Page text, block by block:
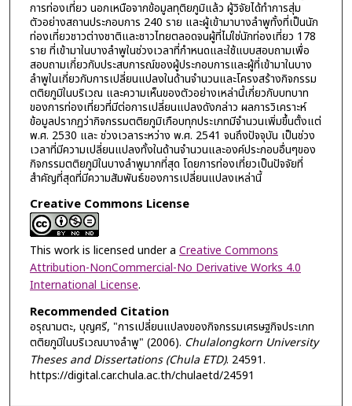
การท่องเที่ยว นอกเหนือจากข้อมูลทุติยภูมิแล้ว ผู้วิจัยได้ทำการสุ่ม
ตัวอย่างสถานประกอบการ 240 ราย และผู้เข้ามาบางลำพูทั้งที่เป็นนัก
ท่องเที่ยวชาวต่างชาติและชาวไทยตลอดจนผู้ที่ไม่ใช่นักท่องเที่ยว 178
ราย ที่เข้ามาในบางลำพูในช่วงเวลาที่กำหนดและใช้แบบสอบถามเพื่อ
สอบถามเกี่ยวกับประสบการณ์ของผู้ประกอบการและผู้ที่เข้ามาในบาง
ลำพูในเกี่ยวกับการเปลี่ยนแปลงในด้านจำนวนและโครงสร้างกิจกรรม
ตติยภูมิในบริเวณ และความเห็นของตัวอย่างเหล่านี้เกี่ยวกับบทบาท
ของการท่องเที่ยวที่มีต่อการเปลี่ยนแปลงดังกล่าว ผลการวิเคราะห์
ข้อมูลปรากฏว่ากิจกรรมตติยภูมิเกือบทุกประเภทมีจำนวนเพิ่มขึ้นตั้งแต่
พ.ศ. 2530 และ ช่วงเวลาระหว่าง พ.ศ. 2541 จนถึงปัจจุบัน เป็นช่วง
เวลาที่มีความเปลี่ยนแปลงทั้งในด้านจำนวนและองค์ประกอบอื่นๆของ
กิจกรรมตติยภูมิในบางลำพูมากที่สุด โดยการท่องเที่ยวเป็นปัจจัยที่
สำคัญที่สุดที่มีความสัมพันธ์ของการเปลี่ยนแปลงเหล่านี้
Creative Commons License
This work is licensed under a Creative Commons
Attribution-NonCommercial-No Derivative Works 4.0
International License.
Recommended Citation
อรุณามตะ, บุญศรี, "การเปลี่ยนแปลงของกิจกรรมเศรษฐกิจประเภท
ตติยภูมิในบริเวณบางลำพู" (2006). Chulalongkorn University
Theses and Dissertations (Chula ETD). 24591.
https://digital.car.chula.ac.th/chulaetd/24591